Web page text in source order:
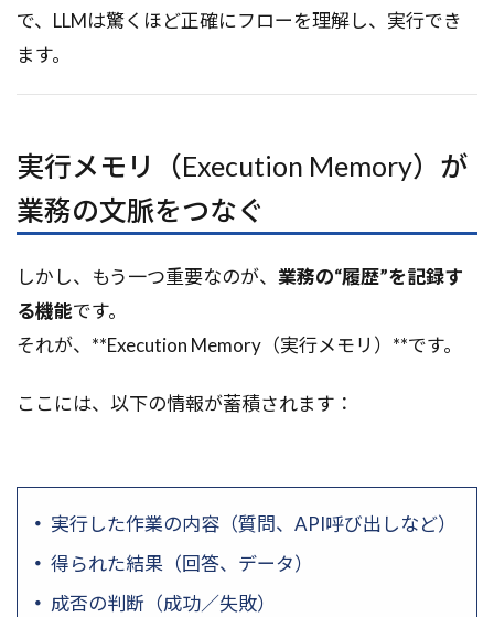
で、LLMは驚くほど正確にフローを理解し、実行でき
ます。
実行メモリ（Execution Memory）が
業務の文脈をつなぐ
しかし、もう一つ重要なのが、 業務の“履歴”を記録す
る機能です。
それが、**Execution Memory（実行メモリ）**です。
ここには、以下の情報が蓄積されます：
実行した作業の内容（質問、API呼び出しなど）
得られた結果（回答、データ）
成否の判断（成功／失敗）